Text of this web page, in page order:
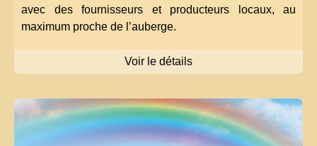
avec des fournisseurs et producteurs locaux, au
maximum proche de l’auberge.
Voir le détails